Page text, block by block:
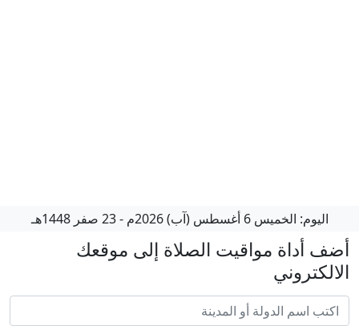
اليوم: الخميس 6 أغسطس (آب) 2026م -23 صفر 1448هـ
أضف أداة مواقيت الصلاة إلى موقعك
الالكتروني